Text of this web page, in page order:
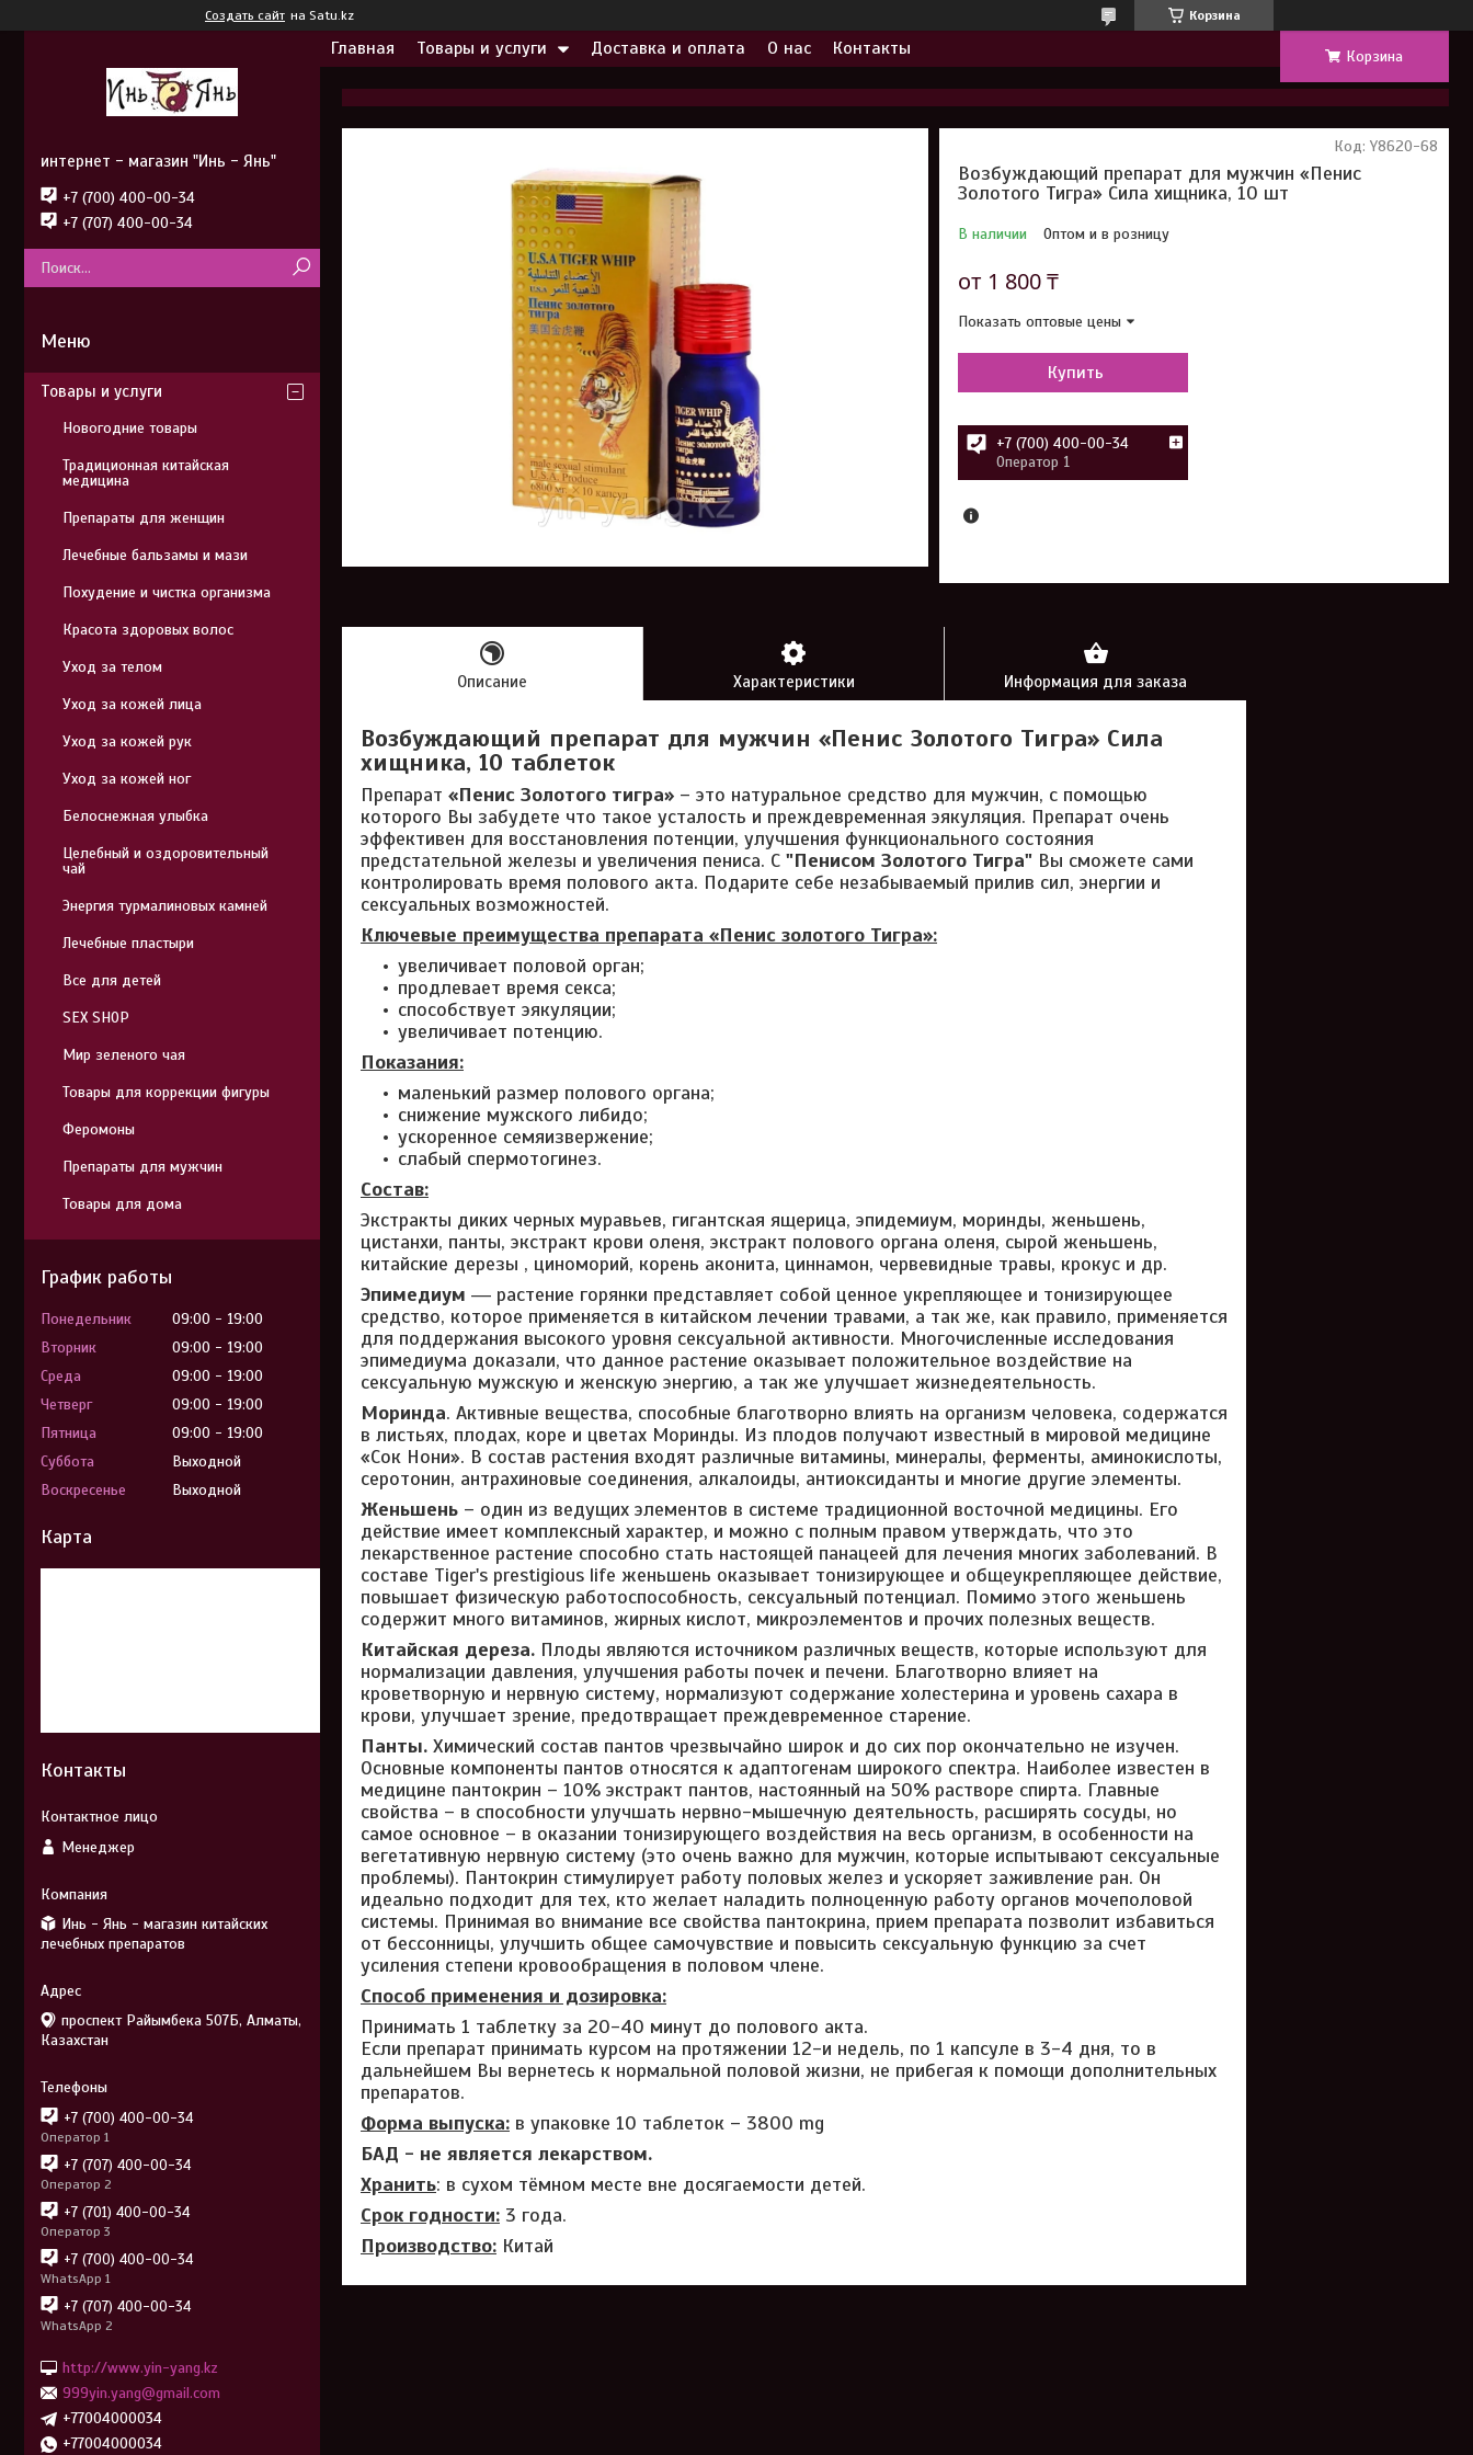
Создать сайт на Satu.kz Корзина
Главная Товары и услуги Доставка и оплата О нас Контакты Корзина
Возбуждающий препарат для мужчин «Пенис
Золотого Тигра» Сила хищника, 10 шт
В наличии Оптом и в розницу
Код: Y8620-68
от 1 800 ₸
Показать оптовые цены
Купить
+7 (700) 400-00-34
Оператор 1
Описание Характеристики Информация для заказа
Возбуждающий препарат для мужчин «Пенис Золотого Тигра» Сила
хищника, 10 таблеток
Препарат «Пенис Золотого тигра» – это натуральное средство для мужчин, с помощью
которого Вы забудете что такое усталость и преждевременная эякуляция. Препарат очень
эффективен для восстановления потенции, улучшения функционального состояния
предстательной железы и увеличения пениса. С "Пенисом Золотого Тигра" Вы сможете сами
контролировать время полового акта. Подарите себе незабываемый прилив сил, энергии и
сексуальных возможностей.
Ключевые преимущества препарата «Пенис золотого Тигра»:
увеличивает половой орган;
продлевает время секса;
способствует эякуляции;
увеличивает потенцию.
Показания:
маленький размер полового органа;
снижение мужского либидо;
ускоренное семяизвержение;
слабый спермотогинез.
Состав:
Экстракты диких черных муравьев, гигантская ящерица, эпидемиум, моринды, женьшень,
цистанхи, панты, экстракт крови оленя, экстракт полового органа оленя, сырой женьшень,
китайские дерезы , циноморий, корень аконита, циннамон, червевидные травы, крокус и др.
Эпимедиум ― растение горянки представляет собой ценное укрепляющее и тонизирующее
средство, которое применяется в китайском лечении травами, а так же, как правило, применяется
для поддержания высокого уровня сексуальной активности. Многочисленные исследования
эпимедиума доказали, что данное растение оказывает положительное воздействие на
сексуальную мужскую и женскую энергию, а так же улучшает жизнедеятельность.
Моринда. Активные вещества, способные благотворно влиять на организм человека, содержатся
в листьях, плодах, коре и цветах Моринды. Из плодов получают известный в мировой медицине
«Сок Нони». В состав растения входят различные витамины, минералы, ферменты, аминокислоты,
серотонин, антрахиновые соединения, алкалоиды, антиоксиданты и многие другие элементы.
Женьшень – один из ведущих элементов в системе традиционной восточной медицины. Его
действие имеет комплексный характер, и можно с полным правом утверждать, что это
лекарственное растение способно стать настоящей панацеей для лечения многих заболеваний. В
составе Tiger's prestigious life женьшень оказывает тонизирующее и общеукрепляющее действие,
повышает физическую работоспособность, сексуальный потенциал. Помимо этого женьшень
содержит много витаминов, жирных кислот, микроэлементов и прочих полезных веществ.
Китайская дереза. Плоды являются источником различных веществ, которые используют для
нормализации давления, улучшения работы почек и печени. Благотворно влияет на
кроветворную и нервную систему, нормализуют содержание холестерина и уровень сахара в
крови, улучшает зрение, предотвращает преждевременное старение.
Панты. Химический состав пантов чрезвычайно широк и до сих пор окончательно не изучен.
Основные компоненты пантов относятся к адаптогенам широкого спектра. Наиболее известен в
медицине пантокрин – 10% экстракт пантов, настоянный на 50% растворе спирта. Главные
свойства – в способности улучшать нервно-мышечную деятельность, расширять сосуды, но
самое основное – в оказании тонизирующего воздействия на весь организм, в особенности на
вегетативную нервную систему (это очень важно для мужчин, которые испытывают сексуальные
проблемы). Пантокрин стимулирует работу половых желез и ускоряет заживление ран. Он
идеально подходит для тех, кто желает наладить полноценную работу органов мочеполовой
системы. Принимая во внимание все свойства пантокрина, прием препарата позволит избавиться
от бессонницы, улучшить общее самочувствие и повысить сексуальную функцию за счет
усиления степени кровообращения в половом члене.
Способ применения и дозировка:
Принимать 1 таблетку за 20-40 минут до полового акта.
Если препарат принимать курсом на протяжении 12-и недель, по 1 капсуле в 3-4 дня, то в
дальнейшем Вы вернетесь к нормальной половой жизни, не прибегая к помощи дополнительных
препаратов.
Форма выпуска: в упаковке 10 таблеток – 3800 mg
БАД - не является лекарством.
Хранить: в сухом тёмном месте вне досягаемости детей.
Срок годности: 3 года.
Производство: Китай
интернет - магазин "Инь - Янь"
+7 (700) 400-00-34
+7 (707) 400-00-34
Товары и услуги
Новогодние товары
Традиционная китайская
медицина
Препараты для женщин
Лечебные бальзамы и мази
Похудение и чистка организма
Красота здоровых волос
Уход за телом
Уход за кожей лица
Уход за кожей рук
Уход за кожей ног
Белоснежная улыбка
Целебный и оздоровительный
чай
Энергия турмалиновых камней
Лечебные пластыри
Все для детей
SEX SHOP
Мир зеленого чая
Товары для коррекции фигуры
Феромоны
Препараты для мужчин
Товары для дома
График работы
Понедельник 09:00
19:00
Вторник
09:00
19:00
Среда
09:00
19:00
Четверг
09:00
19:00
Пятница
09:00
19:00
Суббота
Выходной
Воскресенье
Выходной
Карта
Контакты
Менеджер
Инь - Янь - магазин китайских
лечебных препаратов
проспект Райымбека 507Б, Алматы,
Казахстан
+7 (700) 400-00-34
Оператор 1
+7 (707) 400-00-34
Оператор 2
+7 (701) 400-00-34
Оператор 3
+7 (700) 400-00-34
WhatsApp 1
+7 (707) 400-00-34
WhatsApp 2
http://www.yin-yang.kz
999yin.yang@gmail.com
+77004000034
+77004000034